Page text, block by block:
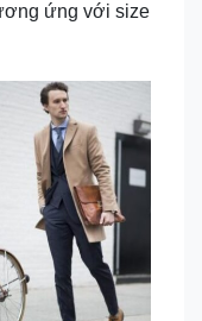
ứng với size